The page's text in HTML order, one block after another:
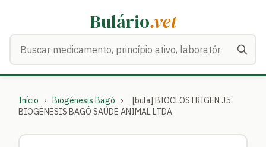
Bulário.vet
Início › Biogénesis Bagó ›
[bula] BIOCLOSTRIGEN J5
BIOGÉNESIS BAGÓ SAÚDE ANIMAL LTDA